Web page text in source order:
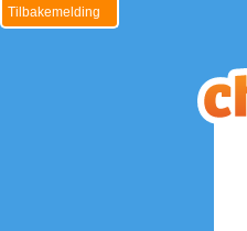
Tilbakemelding